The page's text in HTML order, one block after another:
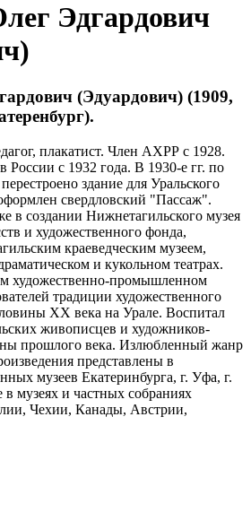
Эдгардович
(Эдуардович) (1909,
плакатист. Член АХРР с 1928.
с 1932 года. В 1930-е гг. по
здание для Уральского
свердловский "Пассаж".
в создании Нижнетагильского музея
и художественного фонда,
краеведческим музеем,
и кукольном театрах.
художественно-промышленном
традиции художественного
ХХ века на Урале. Воспитал
живописцев и художников-
прошлого века. Излюбленный жанр
представлены в
музеев Екатеринбурга, г. Уфа, г.
музеях и частных собраниях
Чехии, Канады, Австрии,